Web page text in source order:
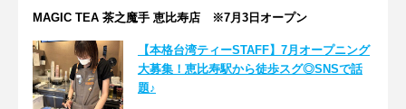
MAGIC TEA 茶之魔手 恵比寿店 ※7月3日オープン
【本格台湾ティーSTAFF】7月オープニング
大募集！恵比寿駅から徒歩スグ◎SNSで話
題♪